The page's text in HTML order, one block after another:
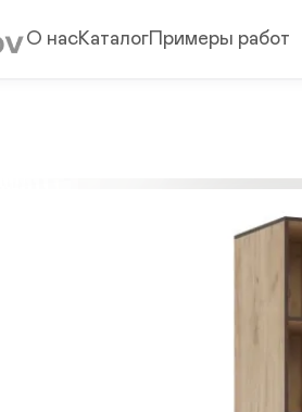
О насКаталогПримеры работ